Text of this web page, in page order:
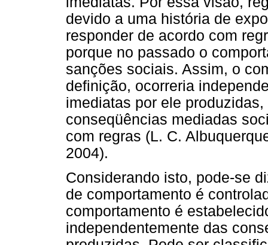
devido a uma história de
responder de acordo com
porque no passado o
sanções sociais. Assim, o
definição, ocorreria
imediatas por ele
conseqüências mediadas
com regras (L. C.
2004).
Considerando isto, pode-se
de comportamento é
comportamento é
independentemente das